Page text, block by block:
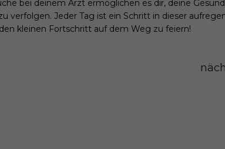
bei deinem Arzt ermöglichen es dir, deine
verfolgen. Jeder Tag ist ein Schritt in dieser
kleinen Fortschritt auf dem Weg zu feiern!